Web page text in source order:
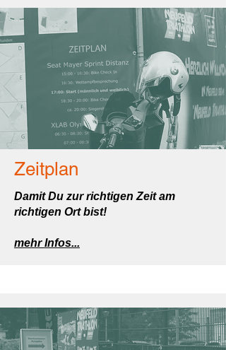
Zeitplan
Damit Du zur richtigen Zeit am
richtigen Ort bist!
mehr Infos...